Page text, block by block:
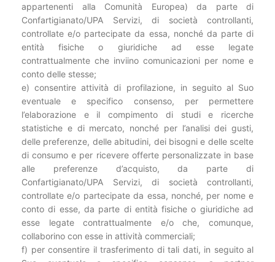
appartenenti alla Comunità Europea) da parte di
Confartigianato/UPA Servizi, di società controllanti,
controllate e/o partecipate da essa, nonché da parte di
entità fisiche o giuridiche ad esse legate
contrattualmente che inviino comunicazioni per nome e
conto delle stesse;
e) consentire attività di profilazione, in seguito al Suo
eventuale e specifico consenso, per permettere
l’elaborazione e il compimento di studi e ricerche
statistiche e di mercato, nonché per l’analisi dei gusti,
delle preferenze, delle abitudini, dei bisogni e delle scelte
di consumo e per ricevere offerte personalizzate in base
alle preferenze d’acquisto, da parte di
Confartigianato/UPA Servizi, di società controllanti,
controllate e/o partecipate da essa, nonché, per nome e
conto di esse, da parte di entità fisiche o giuridiche ad
esse legate contrattualmente e/o che, comunque,
collaborino con esse in attività commerciali;
f) per consentire il trasferimento di tali dati, in seguito al